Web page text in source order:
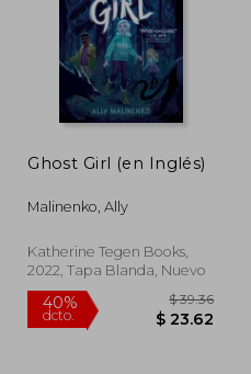
Ghost Girl (en Inglés)
Malinenko, Ally
Katherine Tegen Books,
2022, Tapa Blanda, Nuevo